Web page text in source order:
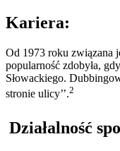
Kariera:
Od 1973 roku związana
popularność zdobyła,
Słowackiego.
stronie ulicy’’.2
Działalność